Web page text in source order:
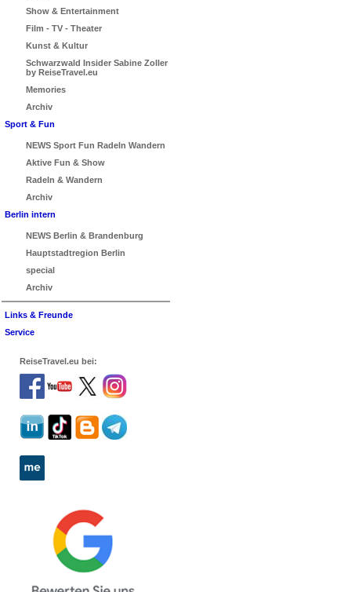
Show & Entertainment
Film - TV - Theater
Kunst & Kultur
Schwarzwald Insider Sabine Zoller
by ReiseTravel.eu
Memories
Archiv
Sport & Fun
NEWS Sport Fun Radeln Wandern
Aktive Fun & Show
Radeln & Wandern
Archiv
Berlin intern
NEWS Berlin & Brandenburg
Hauptstadtregion Berlin
special
Archiv
Links & Freunde
Service
ReiseTravel.eu bei: